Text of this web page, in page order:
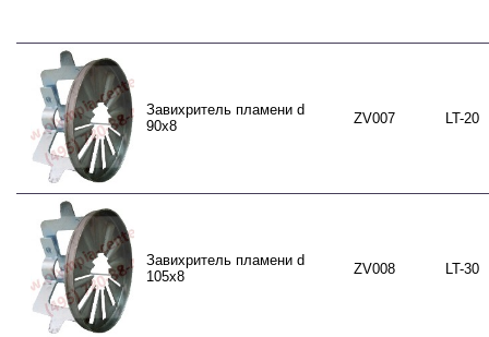
Завихритель пламени d
90x8
ZV007 LT-20
Завихритель пламени d
105x8
ZV008 LT-30